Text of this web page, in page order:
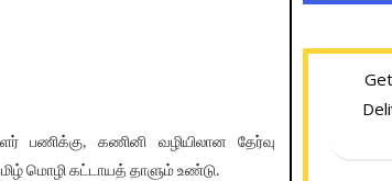
பணிக்கு, கணினி வழியிலான தேர்வு
மொழி கட்டாயத் தாளும் உண்டு.